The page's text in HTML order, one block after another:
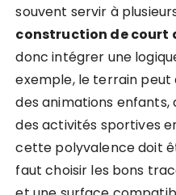
souvent servir à
construction de court
donc intégrer une
exemple, le terrain
des animations enfants,
des activités sportives
cette polyvalence doit
faut choisir les bons